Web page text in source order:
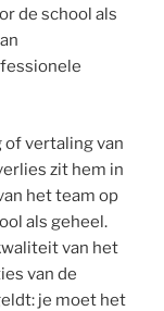
de school als
of vertaling van
zit hem in
het team op
als geheel.
van het
van de
je moet het